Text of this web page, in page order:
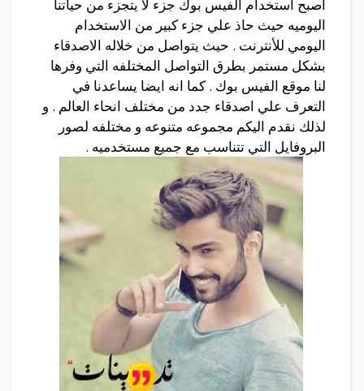
اصبح استخدام الفيس بوك جزء لا يتجزء من حياتنا
اليوميه حيث حاذ علي جزء كبير من الاستخدام
اليومي للأنترنت . حيث يتواصل من خلاله الاصدقاء
بشكل مستمر بطرق التواصل المختلفه التي وفرها
لنا موقع الفيس بوك . كما انه ايضا يساعدنا في
التعرف علي اصدقاء جدد من مختلف انحاء العالم . و
لذلك نقدم اليكم مجموعه متنوعه و مختلفه لصور
البروفايل التي تتناسب مع جميع مستخدميه .